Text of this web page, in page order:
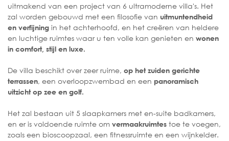
uitmakend van een project van 6 ultramoderne villa's. Het
zal worden gebouwd met een filosofie van uitmuntendheid
en verfijning in het achterhoofd, en het creëren van heldere
en luchtige ruimtes waar u ten volle kan genieten en wonen
in comfort, stijl en luxe.
De villa beschikt over zeer ruime, op het zuiden gerichte
terrassen, een overloopzwembad en een panoramisch
uitzicht op zee en golf.
Het zal bestaan uit 5 slaapkamers met en-suite badkamers,
en er is voldoende ruimte om vermaakruimtes toe te voegen,
zoals een bioscoopzaal, een fitnessruimte en een wijnkelder.